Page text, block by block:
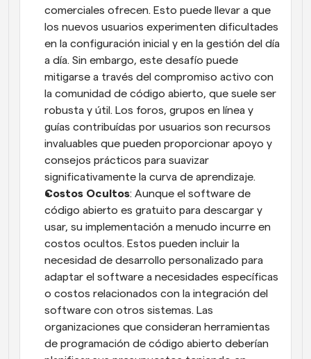
comerciales ofrecen. Esto puede llevar a que
los nuevos usuarios experimenten dificultades
en la configuración inicial y en la gestión del día
a día. Sin embargo, este desafío puede
mitigarse a través del compromiso activo con
la comunidad de código abierto, que suele ser
robusta y útil. Los foros, grupos en línea y
guías contribuídas por usuarios son recursos
invaluables que pueden proporcionar apoyo y
consejos prácticos para suavizar
significativamente la curva de aprendizaje.
Costos Ocultos: Aunque el software de
código abierto es gratuito para descargar y
usar, su implementación a menudo incurre en
costos ocultos. Estos pueden incluir la
necesidad de desarrollo personalizado para
adaptar el software a necesidades específicas
o costos relacionados con la integración del
software con otros sistemas. Las
organizaciones que consideran herramientas
de programación de código abierto deberían